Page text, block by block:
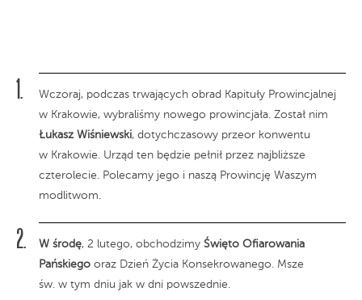
Wczoraj, podczas trwających obrad Kapituły Prowincjalnej
w Krakowie, wybraliśmy nowego prowincjała. Został nim
Łukasz Wiśniewski, dotychczasowy przeor konwentu
w Krakowie. Urząd ten będzie pełnił przez najbliższe
czterolecie. Polecamy jego i naszą Prowincję Waszym
modlitwom.
W środę, 2 lutego, obchodzimy Święto Ofiarowania
Pańskiego oraz Dzień Życia Konsekrowanego. Msze
św. w tym dniu jak w dni powszednie.